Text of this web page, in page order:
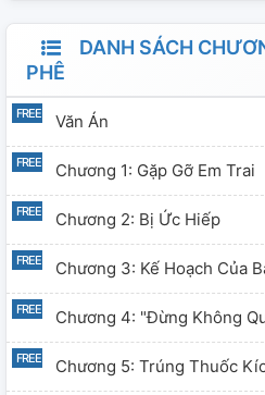
DANH SÁCH
PHÊ
Văn Án
Chương 1: Gặp Gỡ Em Trai
Chương 2: Bị Ức Hiếp
Chương 3: Kế Hoạch Của
Chương 4: "Đừng Không
Chương 5: Trúng Thuốc